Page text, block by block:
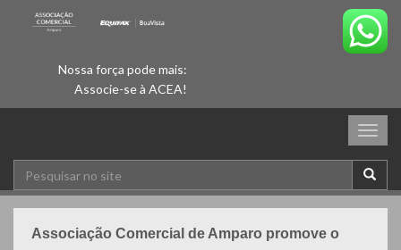
Nossa força pode mais:
Associe-se à ACEA!
Associação Comercial de Amparo promove o